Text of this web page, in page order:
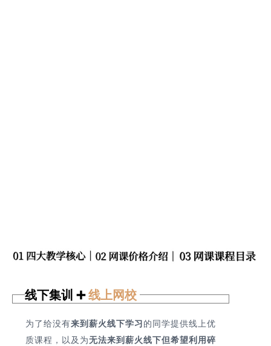
线下集训 ➕线上网校
为了给没有来到薪火线下学习 的同学提供线上优
质课程，以及为无法来到薪火线下但希望利用碎